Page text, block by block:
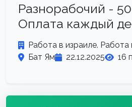
Разнорабочий -
Оплата каждый
Работа в израиле. Работа
Бат Ям
22.12.2025 16